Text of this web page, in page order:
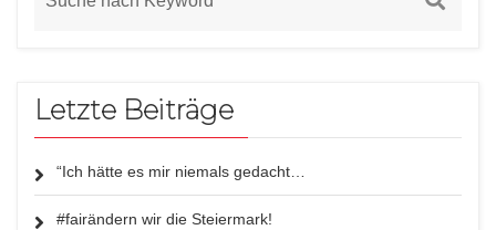
Letzte Beiträge
“Ich hätte es mir niemals gedacht…
#fairändern wir die Steiermark!